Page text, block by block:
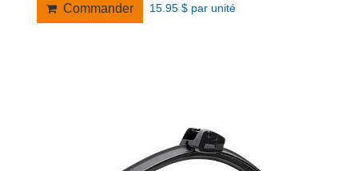
Commander 15.95 $ par unité